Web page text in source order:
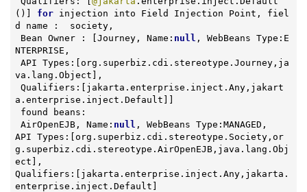
()] for injection into Field Injection Point, fiel
d name :  society,
Bean Owner : [Journey, Name: null , WebBeans Type:E
NTERPRISE,
va.lang.Object],
a.enterprise.inject.Default]]
AirOpenEJB, Name: null , WebBeans Type:MANAGED,
API Types:[org.superbiz.cdi.stereotype.Society,or
g.superbiz.cdi.stereotype.AirOpenEJB,java.lang.Obj
ect],
Qualifiers:[jakarta.enterprise.inject.Any,jakarta.
enterprise.inject.Default]